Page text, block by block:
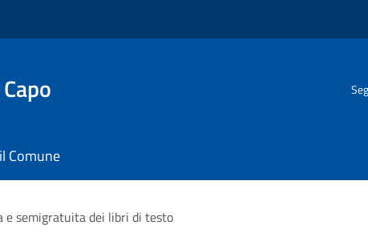
Comune
semigratuita dei libri di testo